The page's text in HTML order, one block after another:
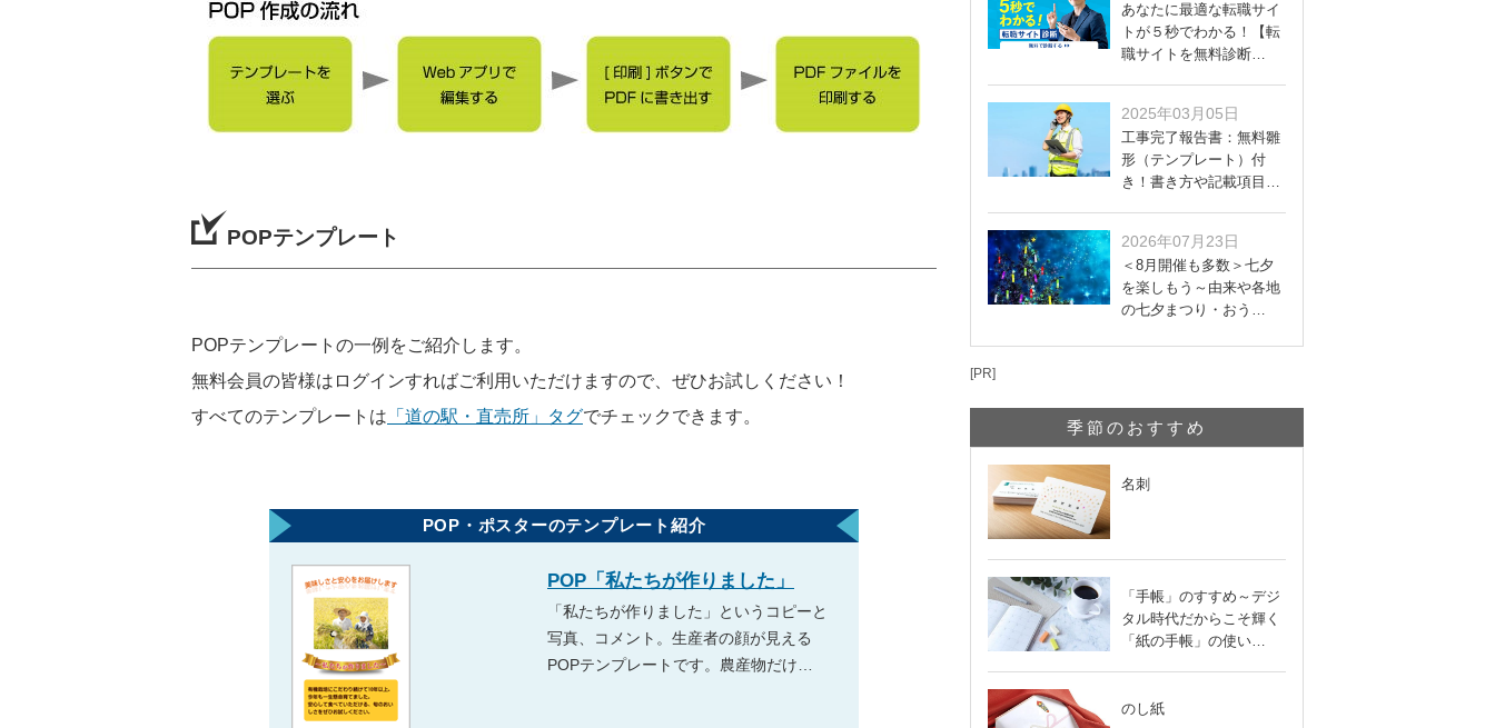
POPテンプレート
POPテンプレートの一例をご紹介します。
無料会員の皆様はログインすればご利用いただけますので、ぜひお試しください！
すべてのテンプレートは 「道の駅・直売所」タグでチェックできます。
POP・ポスターのテンプレート紹介
POP「私たちが作りました」
「私たちが作りました」というコピーと
写真、コメント。生産者の顔が見える
POPテンプレートです。農産物だけ…
あなたに最適な転職サイ
トが５秒でわかる！【転
職サイトを無料診断…
2025年03月05日
工事完了報告書：無料雛
形（テンプレート）付
き！書き方や記載項目…
2026年07月23日
＜8月開催も多数＞七夕
を楽しもう～由来や各地
の七夕まつり・おう…
[PR]
季節のおすすめ
名刺
「手帳」のすすめ～デジ
タル時代だからこそ輝く
「紙の手帳」の使い…
のし紙